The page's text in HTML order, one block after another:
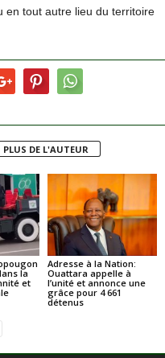
en tout autre lieu du territoire
PLUS DE L'AUTEUR
la
et
Adresse à la Nation:
Ouattara appelle à
l’unité et annonce une
grâce pour 4 661
détenus